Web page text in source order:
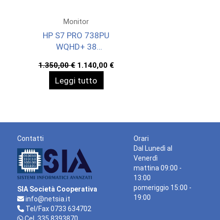
Monitor
HP S7 PRO 738PU
WQHD+ 38
1.350,00€ Il
prezzo
originale
era:
1.140,00 €Il
prezzo
Leggi tutto
Contatti
SIA Società Cooperativa
info@netsia.it
Tel/Fax 0733 634702
Cel. 335 8393870
Orari
Dal Lunedì al
Venerdì
mattina 09:00 -
13:00
pomeriggio 15:00 -
19:00